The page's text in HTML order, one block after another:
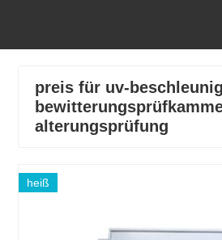
preis für uv-
alterungsprüfung
heiß